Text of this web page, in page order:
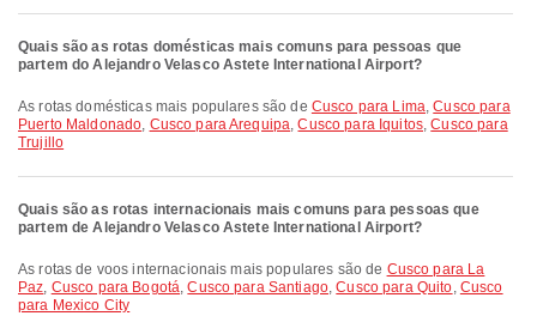
Quais são as rotas domésticas mais comuns para pessoas que
partem do Alejandro Velasco Astete International Airport?
As rotas domésticas mais populares são de Cusco para Lima,Cusco para
Puerto Maldonado, Cusco para Arequipa,Cusco para Iquitos,Cusco para
Trujillo
Quais são as rotas internacionais mais comuns para pessoas que
partem de Alejandro Velasco Astete International Airport?
As rotas de voos internacionais mais populares são de Cusco para La
Paz, Cusco para Bogotá,Cusco para Santiago,Cusco para Quito, Cusco
para Mexico City